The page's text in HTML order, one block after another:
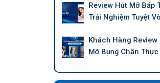
Review Hút Mỡ Bắp
Trải Nghiệm Tuyệt
Khách Hàng Review
Mỡ Bụng Chân Thực